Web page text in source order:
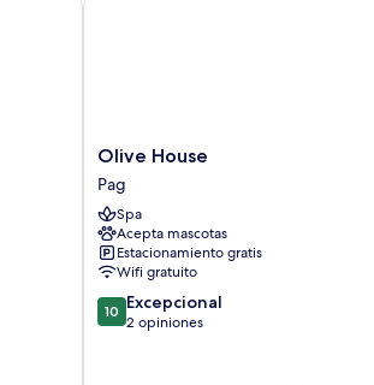
Olive
House
Pag
Olive House
Pag
Spa
Acepta mascotas
Estacionamiento gratis
Wifi gratuito
10.0
de
10 Excepcional
2 opiniones